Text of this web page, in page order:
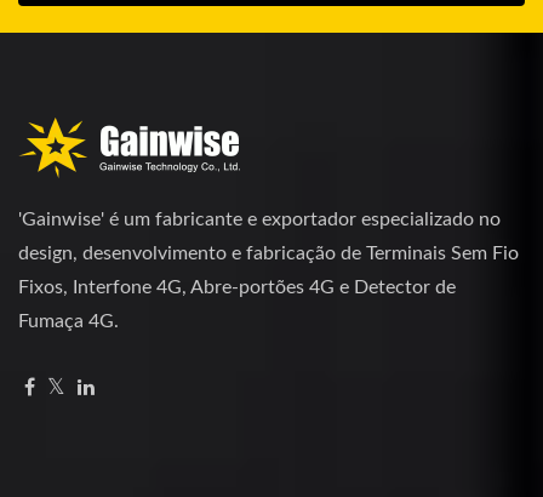
'Gainwise' é um fabricante e exportador especializado no
design, desenvolvimento e fabricação de Terminais Sem Fio
Fixos, Interfone 4G, Abre-portões 4G e Detector de
Fumaça 4G.